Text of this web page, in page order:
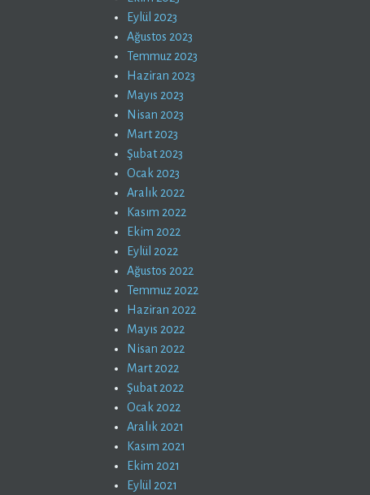
Eylül 2023
Ağustos 2023
Temmuz 2023
Haziran 2023
Mayıs 2023
Nisan 2023
Mart 2023
Şubat 2023
Ocak 2023
Aralık 2022
Kasım 2022
Ekim 2022
Eylül 2022
Ağustos 2022
Temmuz 2022
Haziran 2022
Mayıs 2022
Nisan 2022
Mart 2022
Şubat 2022
Ocak 2022
Aralık 2021
Kasım 2021
Ekim 2021
Eylül 2021